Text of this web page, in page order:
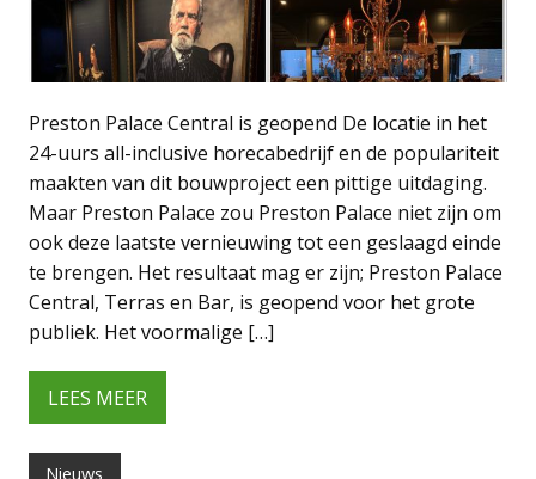
Preston Palace Central is geopend De locatie in het
24-uurs all-inclusive horecabedrijf en de populariteit
maakten van dit bouwproject een pittige uitdaging.
Maar Preston Palace zou Preston Palace niet zijn om
ook deze laatste vernieuwing tot een geslaagd einde
te brengen. Het resultaat mag er zijn; Preston Palace
Central, Terras en Bar, is geopend voor het grote
publiek. Het voormalige […]
LEES MEER
Nieuws